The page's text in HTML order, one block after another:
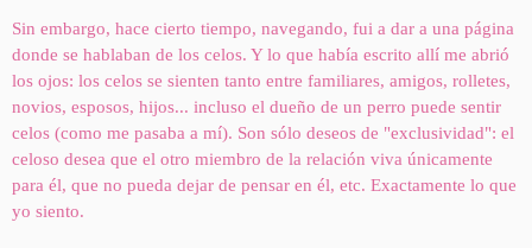
Sin embargo, hace cierto tiempo, navegando, fui a dar a una página
donde se hablaban de los celos. Y lo que había escrito allí me abrió
los ojos: los celos se sienten tanto entre familiares, amigos, rolletes,
novios, esposos, hijos... incluso el dueño de un perro puede sentir
celos (como me pasaba a mí). Son sólo deseos de "exclusividad": el
celoso desea que el otro miembro de la relación viva únicamente
para él, que no pueda dejar de pensar en él, etc. Exactamente lo que
yo siento.